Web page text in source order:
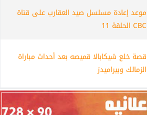
موعد إعادة مسلسل صيد العقارب على قناة
CBC الحلقة 11
قصة خلع شيكابالا قميصه بعد أحداث مباراة
الزمالك وبيراميدز